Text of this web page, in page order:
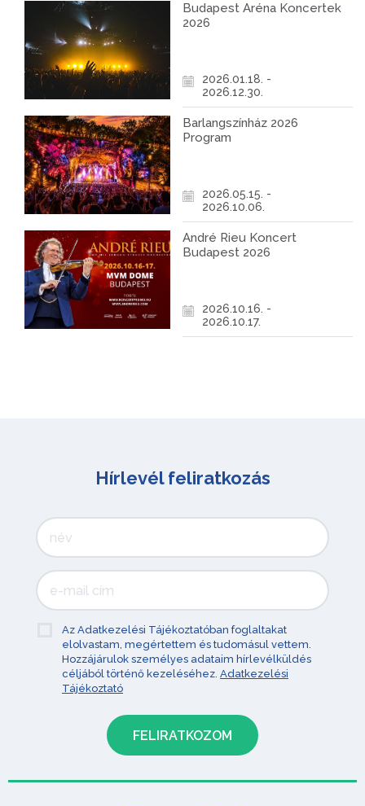
Budapest Aréna Koncertek
2026
2026.01.18. -
2026.12.30.
Barlangszínház 2026
Program
2026.05.15. -
2026.10.06.
André Rieu Koncert
Budapest 2026
2026.10.16. -
2026.10.17.
Hírlevél feliratkozás
Az Adatkezelési Tájékoztatóban foglaltakat
elolvastam, megértettem és tudomásul vettem.
Hozzájárulok személyes adataim hírlevélküldés
céljából történő kezeléséhez. Adatkezelési
Tájékoztató